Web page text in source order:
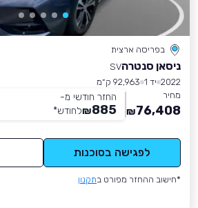
בפריסה ארצית
ניסאן סנטרהSV
2022 יד 1
92,963 ק״מ
מחיר
76,408
₪
החזר חודשי מ-
885
₪לחודש*
לפגישה בסוכנות
*חישוב ההחזר מפורט בתקנון